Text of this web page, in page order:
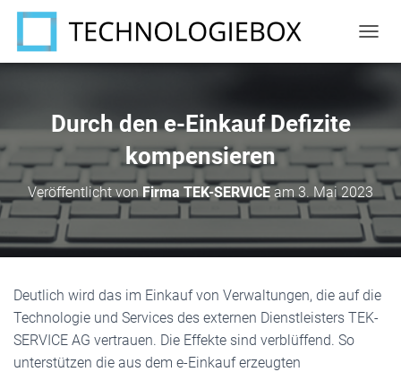
A
A
I
N
U
M
S
A
L
Durch den e-Einkauf Defizite
kompensieren
Veröffentlicht vonFirma TEK-SERVICE am3. Mai 2023
Deutlich wird das im Einkauf von Verwaltungen, die auf die
Technologie und Services des externen Dienstleisters TEK-
SERVICE AG vertrauen. Die Effekte sind verblüffend. So
unterstützen die aus dem e-Einkauf erzeugten